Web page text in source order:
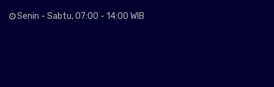
Senin - Sabtu, 07:00 - 14:00 WIB